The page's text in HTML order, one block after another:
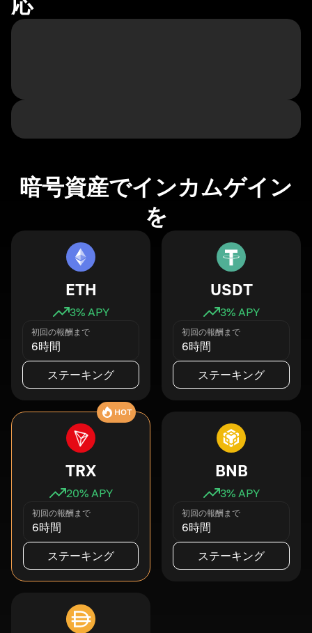
暗号資産でインカムゲイン
を
ETH
3% APY
初回の報酬まで
6時間
ステーキング
USDT
3% APY
初回の報酬まで
6時間
ステーキング
HOT
TRX
20% APY
初回の報酬まで
6時間
ステーキング
BNB
3% APY
初回の報酬まで
6時間
ステーキング